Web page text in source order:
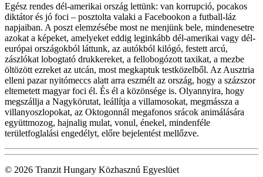
Egész rendes dél-amerikai ország lettünk: van korrupció, pocakos
diktátor és jó foci – posztolta valaki a Facebookon a futball-láz
napjaiban. A poszt elemzésébe most ne menjünk bele, mindenesetre
azokat a képeket, amelyeket eddig leginkább dél-amerikai vagy dél-
európai országokból láttunk, az autókból kilógó, festett arcú,
zászlókat lobogtató drukkereket, a fellobogózott taxikat, a mezbe
öltözött ezreket az utcán, most megkaptuk testközelből. Az Ausztria
elleni pazar nyitómeccs alatt arra eszmélt az ország, hogy a százszor
eltemetett magyar foci él. És él a közönsége is. Olyannyira, hogy
megszállja a Nagykörutat, leállítja a villamosokat, megmássza a
villanyoszlopokat, az Oktogonnál megafonos srácok animálására
együttmozog, hajnalig mulat, vonul, énekel, mindenféle
területfoglalási engedélyt, előre bejelentést mellőzve.
© 2026 Tranzit Hungary Közhasznú Egyeslüet